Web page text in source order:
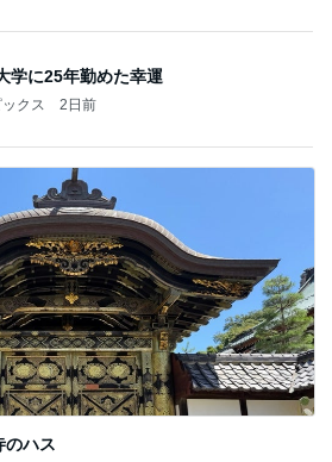
学に25年勤めた幸運
クス 2日前
のハス